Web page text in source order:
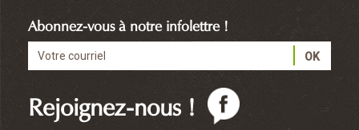
Rejoignez-nous !
Abonnez-vous à notre infolettre !